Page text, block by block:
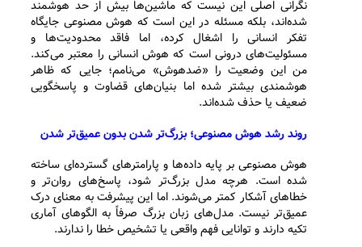
نگرانی اصلی این نیست که ماشین‌ها بیش از حد هوشمند
شده‌اند، بلکه مسئله در این است که هوش مصنوعی جایگاه
تفکر انسانی را اشغال کرده، اما فاقد محدودیت‌ها و
مسئولیت‌های درونی است که هوش انسانی را معتبر می‌کند.
من این وضعیت را «ضدهوش» می‌نامم؛ جایی که ظاهر
هوشمندی بیشتر شده اما بنیان‌های قضاوت و پاسخگویی
ضعیف یا حذف شده‌اند.
روند رشد هوش مصنوعی؛ بزرگ‌تر شدن بدون عمیق‌تر شدن
هوش مصنوعی بر پایه داده‌ها و پارامترهای گسترده‌ای ساخته
شده است. هرچه مدل بزرگ‌تر شود، پاسخ‌های روان‌تر و
خطاهای آشکار کمتر می‌شوند. اما این پیشرفت به معنای درک
عمیق‌تر نیست. مدل‌های زبان بزرگ صرفاً به الگوهای آماری
تکیه دارند و توانایی فهم واقعی یا تشخیص خطا را ندارند.